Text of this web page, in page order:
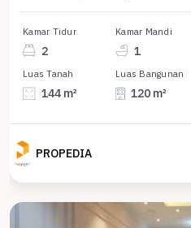
Kamar Tidur
2
Kamar Mandi
1
Luas Tanah
144 m²
Luas Bangunan
120 m²
PROPEDIA